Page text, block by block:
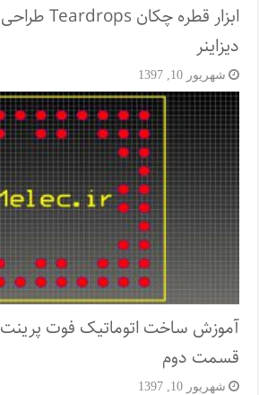
دیزاینر
شهریور 10, 1397
آموزش ساخت اتوماتیک فوت پرینت
قسمت دوم
شهریور 10, 1397